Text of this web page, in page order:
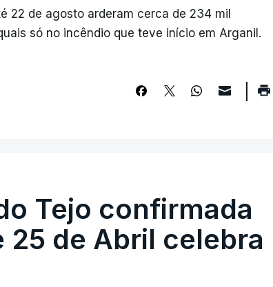
22 de agosto arderam cerca de 234 mil
só no incêndio que teve início em Arganil.
Tejo confirmada
de Abril celebra